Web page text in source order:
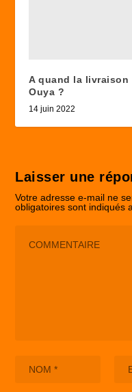
A quand la livraison
Ouya ?
14 juin 2022
Laisser une
Votre adresse e-mail ne
obligatoires sont indiqués